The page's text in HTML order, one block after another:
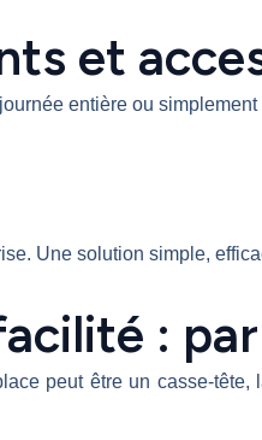
et
entière ou
Une solution simple,
:
peut être un casse-tête,